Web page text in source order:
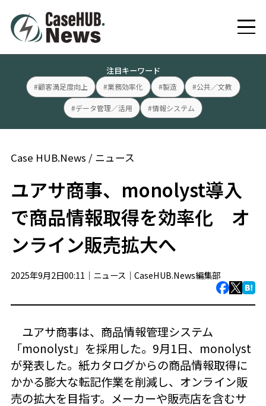
注目キーワード
#顧客満足度向上 #業務効率化 #製造 #公共／文教
#データ管理／活用 #情報システム
Case HUB.News / ニュース
ユアサ商事、monolyst導入
で商品情報取得を効率化 オ
ンライン販売拡大へ
2025年9月2日00:11｜ ニュース ｜ CaseHUB.News編集部
ユアサ商事は、商品情報管理システム
「monolyst」を採用した。9月1日、monolyst
が発表した。紙カタログからの商品情報取得に
かかる膨大な転記作業を削減し、オンライン販
売の拡大を目指す。メーカーや販売店を含むサ